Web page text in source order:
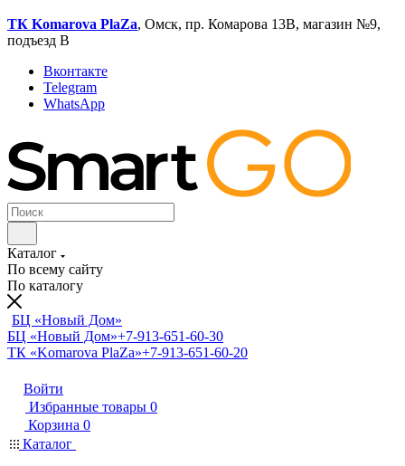
ТК Komarova PlaZa, Омск, пр. Комарова 13В, магазин №9,
подъезд В
Вконтакте
Telegram
WhatsApp
Каталог
По всему сайту
По каталогу
БЦ «Новый Дом»
БЦ «Новый Дом»+7-913-651-60-30
ТК «Komarova PlaZa»+7-913-651-60-20
Войти
Избранные товары 0
Корзина 0
Каталог